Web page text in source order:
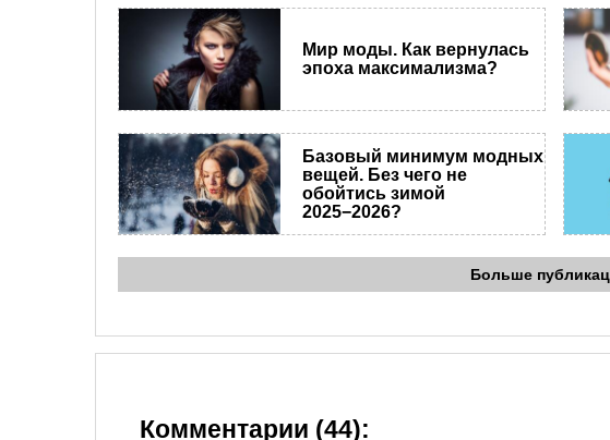
Мир моды. Как вернулась
эпоха максимализма?
Базовый минимум модных
вещей. Без чего не
обойтись зимой
2025−2026?
Больше
Комментарии (44):